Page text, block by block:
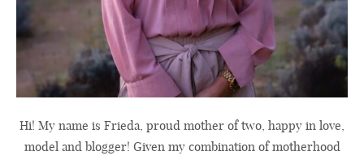
Hi! My name is Frieda, proud mother of two, happy in love,
model and blogger! Given my combination of motherhood